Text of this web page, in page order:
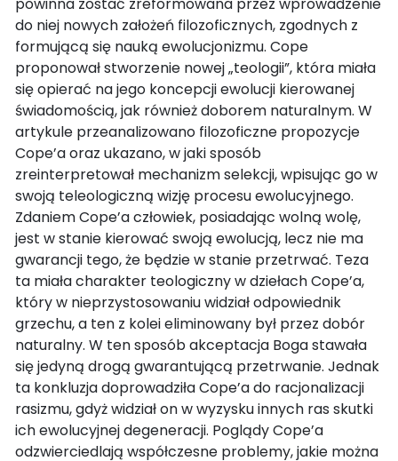
do niej nowych założeń filozoficznych, zgodnych z
formującą się nauką ewolucjonizmu. Cope
proponował stworzenie nowej „teologii”, która miała
się opierać na jego koncepcji ewolucji kierowanej
świadomością, jak również doborem naturalnym. W
artykule przeanalizowano filozoficzne propozycje
Cope’a oraz ukazano, w jaki sposób
zreinterpretował mechanizm selekcji, wpisując go w
swoją teleologiczną wizję procesu ewolucyjnego.
Zdaniem Cope’a człowiek, posiadając wolną wolę,
jest w stanie kierować swoją ewolucją, lecz nie ma
gwarancji tego, że będzie w stanie przetrwać. Teza
ta miała charakter teologiczny w dziełach Cope’a,
który w nieprzystosowaniu widział odpowiednik
grzechu, a ten z kolei eliminowany był przez dobór
naturalny. W ten sposób akceptacja Boga stawała
się jedyną drogą gwarantującą przetrwanie. Jednak
ta konkluzja doprowadziła Cope’a do racjonalizacji
rasizmu, gdyż widział on w wyzysku innych ras skutki
ich ewolucyjnej degeneracji. Poglądy Cope’a
odzwierciedlają współczesne problemy, jakie można